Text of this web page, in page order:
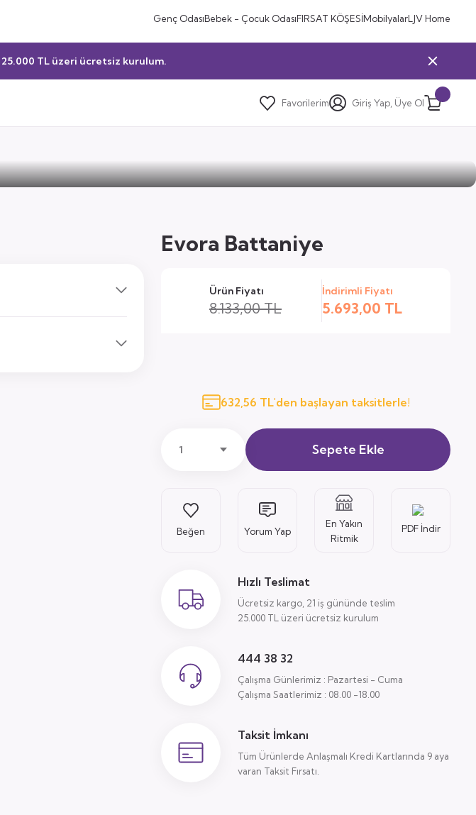
Genç OdasıBebek - Çocuk OdasıFIRSAT KÖŞESİMobilyalarLJV Home
25.000 TL üzeri ücretsiz kurulum.
Favorilerim Giriş Yap, Üye Ol
Evora Battaniye
Ürün Fiyatı
8.133,00 TL
İndirimli Fiyatı
5.693,00 TL
632,56 TL'den başlayan taksitlerle!
Sepete Ekle
Yorum Yap
En Yakın
Ritmik
PDF İndir
Hızlı Teslimat
Ücretsiz kargo, 21 iş gününde teslim
25.000 TL üzeri ücretsiz kurulum
444 38 32
Çalışma Günlerimiz : Pazartesi - Cuma
Çalışma Saatlerimiz : 08.00 -18.00
Taksit İmkanı
Tüm Ürünlerde Anlaşmalı Kredi Kartlarında 9 aya
varan Taksit Fırsatı.